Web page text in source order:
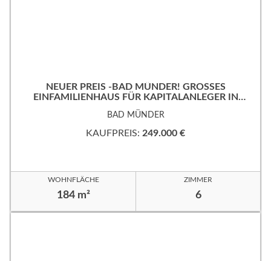
NEUER PREIS -BAD MÜNDER! GROSSES
EINFAMILIENHAUS FÜR KAPITALANLEGER IN B
EVORZUGTER WOHNLAGE!
BAD MÜNDER
KAUFPREIS: 249.000 €
WOHNFLÄCHE
184 m²
ZIMMER
6